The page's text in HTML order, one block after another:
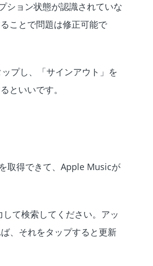
ション状態が認識されていな
ことで問題は修正可能で
プし、「サインアウト」を
といいです。
取得できて、Apple Musicが
て検索してください。アッ
、それをタップすると更新